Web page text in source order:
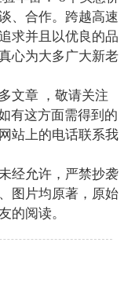
、合作。跨越高速
求并且以优良的品
心为大多广大新老
文章 ，敬请关注
有这方面需得到的
站上的电话联系我
经允许，严禁抄袭
图片均原著，原始
的阅读。